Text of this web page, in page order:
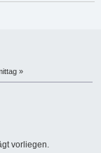
»
vorliegen.